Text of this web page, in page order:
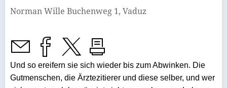
Norman Wille Buchenweg 1, Vaduz
Und so ereifern sie sich wieder bis zum Abwinken. Die
Gutmenschen, die Ärztezitierer und diese selber, und wer